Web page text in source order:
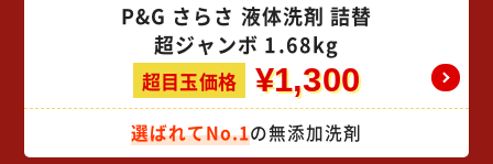
P&G さらさ 液体洗剤 詰替
超ジャンボ 1.68kg
超目玉価格 ¥1,300
選ばれてNo.1の無添加洗剤